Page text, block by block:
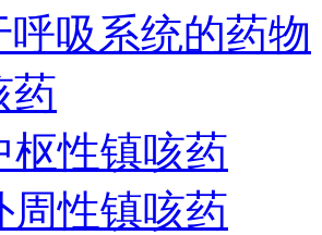
呼吸系统的药物
药
枢性镇咳药
周性镇咳药